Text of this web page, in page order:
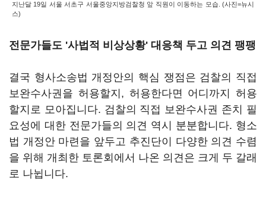
지난달 19일 서울 서초구 서울중앙지방검찰청 앞 직원이 이동하는 모습. (사진=뉴시
스)
전문가들도 '사법적 비상상황' 대응책 두고 의견 팽팽
결국 형사소송법 개정안의 핵심 쟁점은 검찰의 직접
보완수사권을 허용할지, 허용한다면 어디까지 허용
할지로 모아집니다. 검찰의 직접 보완수사권 존치 필
요성에 대한 전문가들의 의견 역시 분분합니다. 형소
법 개정안 마련을 앞두고 추진단이 다양한 의견 수렴
을 위해 개최한 토론회에서 나온 의견은 크게 두 갈래
로 나뉩니다.